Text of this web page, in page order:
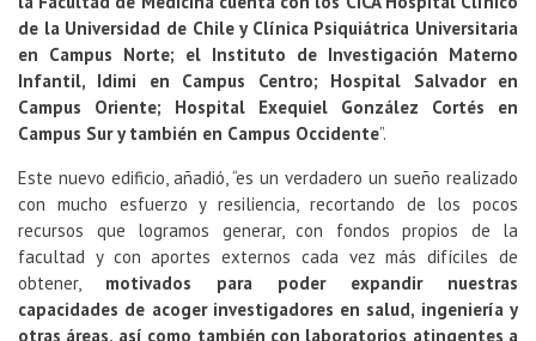
de la Universidad de Chile y Clínica Psiquiátrica Universitaria
en Campus Norte; el Instituto de Investigación Materno
Infantil, Idimi en Campus Centro; Hospital Salvador en
Campus Oriente; Hospital Exequiel González Cortés en
Campus Sur y también en Campus Occidente”.
Este nuevo edificio, añadió, “es un verdadero un sueño realizado
con mucho esfuerzo y resiliencia, recortando de los pocos
recursos que logramos generar, con fondos propios de la
facultad y con aportes externos cada vez más difíciles de
obtener, motivados para poder expandir nuestras
capacidades de acoger investigadores en salud, ingeniería y
otras áreas, así como también con laboratorios atingentes a